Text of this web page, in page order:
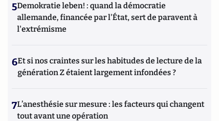
5Demokratie leben! : quand la démocratie
allemande, financée par l'État, sert de paravent à
l'extrémisme
6Et si nos craintes sur les habitudes de lecture de la
génération Z étaient largement infondées ?
7L’anesthésie sur mesure : les facteurs qui changent
tout avant une opération